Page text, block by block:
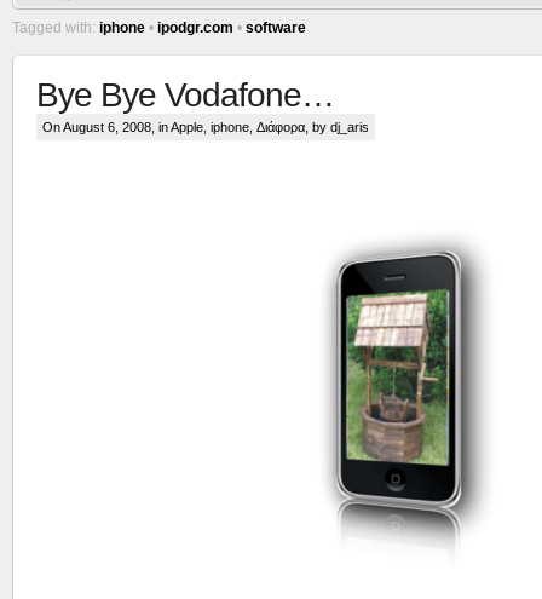
Tagged with: iphone • ipodgr.com • software
Bye Bye Vodafone…
On August 6, 2008, inApple iphone Διάφορα , by dj_aris